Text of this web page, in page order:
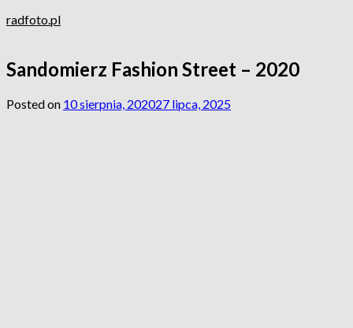
radfoto.pl
Sandomierz Fashion Street – 2020
Posted on 10 sierpnia, 202027 lipca, 2025